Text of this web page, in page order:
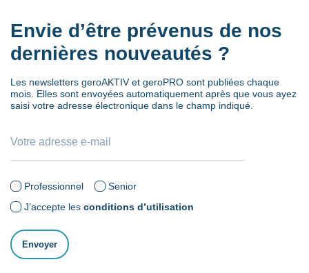
Envie d’être prévenus de nos
dernières nouveautés ?
Les newsletters geroAKTIV et geroPRO sont publiées chaque
mois. Elles sont envoyées automatiquement après que vous ayez
saisi votre adresse électronique dans le champ indiqué.
Professionnel
Senior
J’accepte les conditions d’utilisation